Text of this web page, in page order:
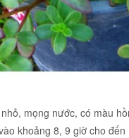
mọng nước, có màu
khoảng 8, 9 giờ cho